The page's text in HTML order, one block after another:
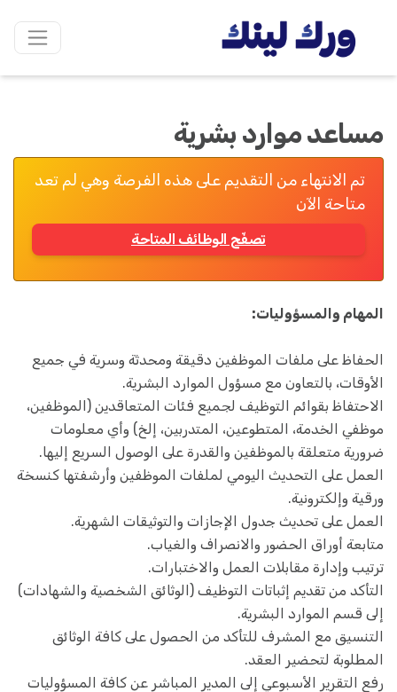
مساعد موارد بشرية
تم الانتهاء من التقديم على هذه الفرصة وهي لم تعد
متاحة الآن
تصفّح الوظائف المتاحة
المهام والمسؤوليات:
الحفاظ على ملفات الموظفين دقيقة ومحدثة وسرية في جميع
الأوقات، بالتعاون مع مسؤول الموارد البشرية.
الاحتفاظ بقوائم التوظيف لجميع فئات المتعاقدين (الموظفين،
موظفي الخدمة، المتطوعين، المتدربين، إلخ) وأي معلومات
ضرورية متعلقة بالموظفين والقدرة على الوصول السريع إليها.
العمل على التحديث اليومي لملفات الموظفين وأرشفتها كنسخة
ورقية وإلكترونية.
العمل على تحديث جدول الإجازات والتوثيقات الشهرية.
متابعة أوراق الحضور والانصراف والغياب.
ترتيب وإدارة مقابلات العمل والاختبارات.
التأكد من تقديم إثباتات التوظيف (الوثائق الشخصية والشهادات)
إلى قسم الموارد البشرية.
التنسيق مع المشرف للتأكد من الحصول على كافة الوثائق
المطلوبة لتحضير العقد.
رفع التقرير الأسبوعي إلى المدير المباشر عن كافة المسؤوليات